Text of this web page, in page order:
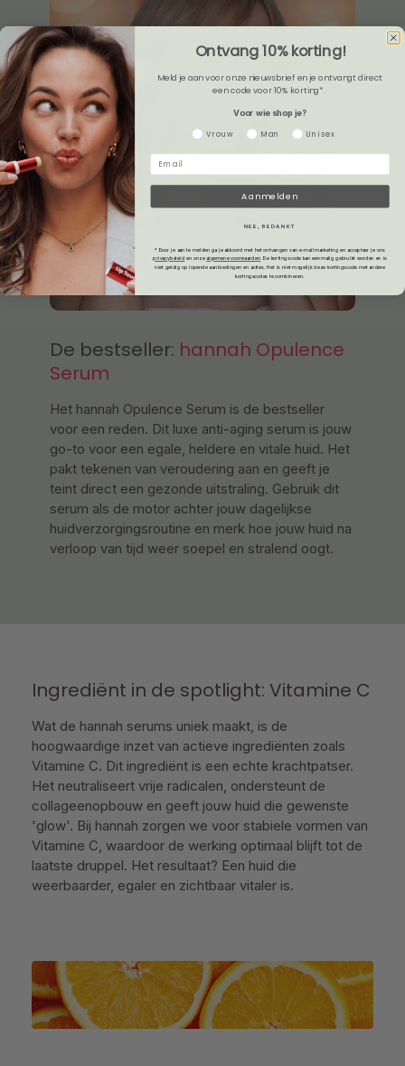
De bestseller: hannah Opulence
Serum
Het hannah Opulence Serum is de bestseller
voor een reden. Dit luxe anti-aging serum is jouw
go-to voor een egale, heldere en vitale huid. Het
pakt tekenen van veroudering aan en geeft je
teint direct een gezonde uitstraling. Gebruik dit
serum als de motor achter jouw dagelijkse
huidverzorgingsroutine en merk hoe jouw huid na
verloop van tijd weer soepel en stralend oogt.
Ingrediënt in de spotlight: Vitamine C
Wat de hannah serums uniek maakt, is de
hoogwaardige inzet van actieve ingrediënten zoals
Vitamine C. Dit ingrediënt is een echte krachtpatser.
Het neutraliseert vrije radicalen, ondersteunt de
collageenopbouw en geeft jouw huid die gewenste
'glow'. Bij hannah zorgen we voor stabiele vormen van
Vitamine C, waardoor de werking optimaal blijft tot de
laatste druppel. Het resultaat? Een huid die
weerbaarder, egaler en zichtbaar vitaler is.
Ontvang 10% korting!
Meld je aan voor onze nieuwsbrief en je ontvangt direct
een code voor 10% korting*.
Voor wie shop je?
Gender
Vrouw Man Unisex
Aanmelden
NEE, BEDANKT
* Door je aan te melden ga je akkoord met het ontvangen van e-mailmarketing en accepteer je ons
privacybeleid en onze algemene voorwaarden .De kortingscode kan eenmalig gebruikt worden en is
niet geldig op lopende aanbiedingen en acties. Het is niet mogelijk deze kortingscode met andere
kortingscodes te combineren.